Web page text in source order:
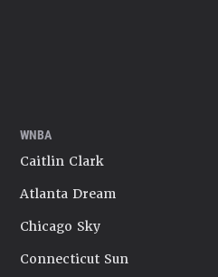
WNBA
Caitlin Clark
Atlanta Dream
Chicago Sky
Connecticut Sun